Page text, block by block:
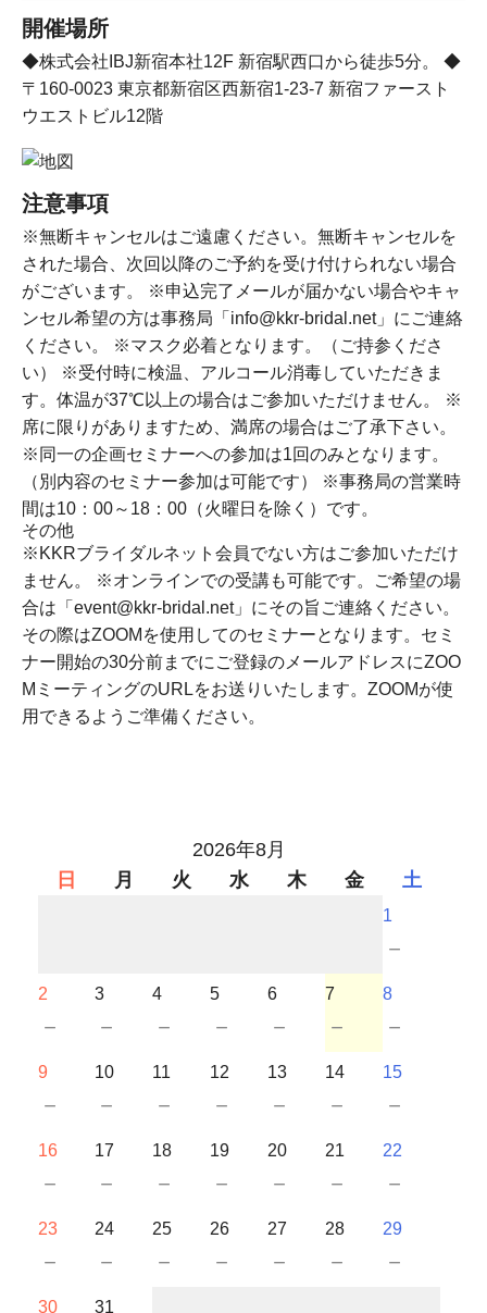
開催場所
◆株式会社IBJ新宿本社12F 新宿駅西口から徒歩5分。 ◆
〒160-0023 東京都新宿区西新宿1-23-7 新宿ファースト
ウエストビル12階
注意事項
※無断キャンセルはご遠慮ください。無断キャンセルを
された場合、次回以降のご予約を受け付けられない場合
がございます。 ※申込完了メールが届かない場合やキャ
ンセル希望の方は事務局「info@kkr-bridal.net」にご連絡
ください。 ※マスク必着となります。（ご持参くださ
い） ※受付時に検温、アルコール消毒していただきま
す。体温が37℃以上の場合はご参加いただけません。 ※
席に限りがありますため、満席の場合はご了承下さい。
※同一の企画セミナーへの参加は1回のみとなります。
（別内容のセミナー参加は可能です） ※事務局の営業時
間は10：00～18：00（火曜日を除く）です。
その他
※KKRブライダルネット会員でない方はご参加いただけ
ません。 ※オンラインでの受講も可能です。ご希望の場
合は「event@kkr-bridal.net」にその旨ご連絡ください。
その際はZOOMを使用してのセミナーとなります。セミ
ナー開始の30分前までにご登録のメールアドレスにZOO
MミーティングのURLをお送りいたします。ZOOMが使
用できるようご準備ください。
2026年8月
日
月 火 水 木 金 土
1
－
2
－
3
－
4
－
5
－
6
－
7
－
8
－
9
－
10
－
11
－
12
－
13
－
14
－
15
－
16
－
17
－
18
－
19
－
20
－
21
－
22
－
23
－
24
－
25
－
26
－
27
－
28
－
29
－
30 31